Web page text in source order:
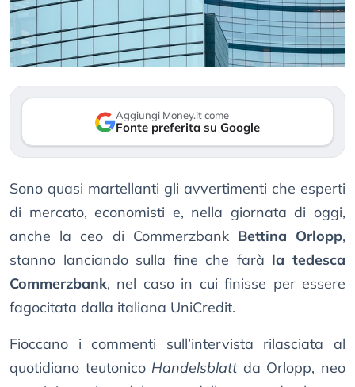
Aggiungi Money.it come
Fonte preferita su Google
Sono quasi martellanti gli avvertimenti che esperti
di mercato, economisti e, nella giornata di oggi,
anche la ceo di Commerzbank Bettina Orlopp,
stanno lanciando sulla fine che farà la tedesca
Commerzbank, nel caso in cui finisse per essere
fagocitata dalla italiana UniCredit.
Fioccano i commenti sull’intervista rilasciata al
quotidiano teutonico Handelsblattda Orlopp, neo